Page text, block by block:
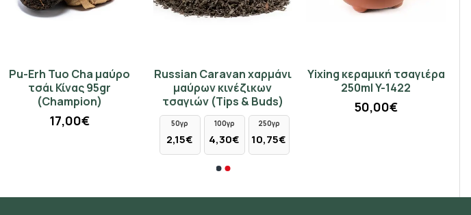
Pu-Erh Tuo Cha μαύρο
τσάι Κίνας 95gr
(Champion)
17,00€
Russian Caravan χαρμάνι
μαύρων κινέζικων
τσαγιών (Tips & Buds)
50γρ
2,15€
100γρ
4,30€
250γρ
10,75€
Yixing κεραμική τσαγιέρα
250ml Y-1422
50,00€
Black Yunnan Pu Erh Chi
Tse Beeng Cha μαύρο
τσάι Κίνας (Champion)
50γρ
Yixing κεραμικό κουπάκι
κόκκινο 130ml
7,80€
Tips & Buds gunpowder
πράσινο τσάι Κίνας
4,75€